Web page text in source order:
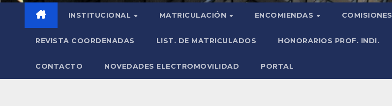
INSTITUCIONAL MATRICULACIÓN ENCOMIENDAS COMISIONES
REVISTA COORDENADAS LIST. DE MATRICULADOS HONORARIOS PROF. INDI.
CONTACTO NOVEDADES ELECTROMOVILIDAD PORTAL